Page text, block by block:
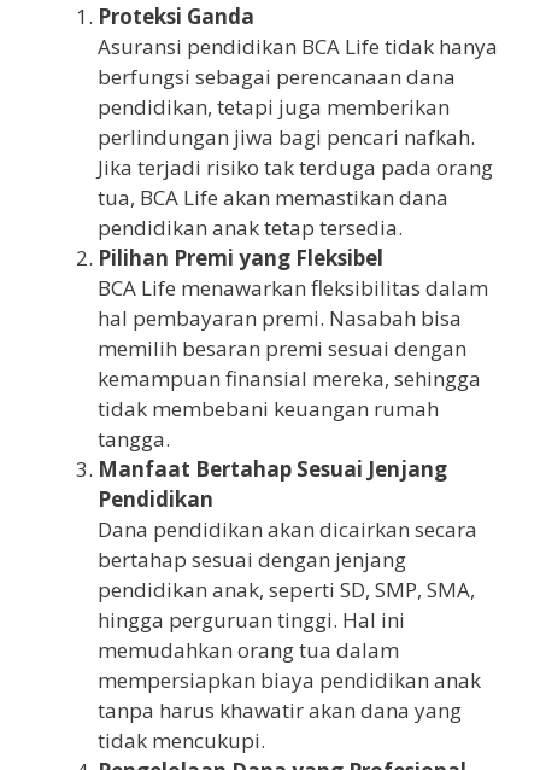
Proteksi Ganda
Asuransi pendidikan BCA Life tidak hanya
berfungsi sebagai perencanaan dana
pendidikan, tetapi juga memberikan
perlindungan jiwa bagi pencari nafkah.
Jika terjadi risiko tak terduga pada orang
tua, BCA Life akan memastikan dana
pendidikan anak tetap tersedia.
Pilihan Premi yang Fleksibel
BCA Life menawarkan fleksibilitas dalam
hal pembayaran premi. Nasabah bisa
memilih besaran premi sesuai dengan
kemampuan finansial mereka, sehingga
tidak membebani keuangan rumah
tangga.
Manfaat Bertahap Sesuai Jenjang
Pendidikan
Dana pendidikan akan dicairkan secara
bertahap sesuai dengan jenjang
pendidikan anak, seperti SD, SMP, SMA,
hingga perguruan tinggi. Hal ini
memudahkan orang tua dalam
mempersiapkan biaya pendidikan anak
tanpa harus khawatir akan dana yang
tidak mencukupi.